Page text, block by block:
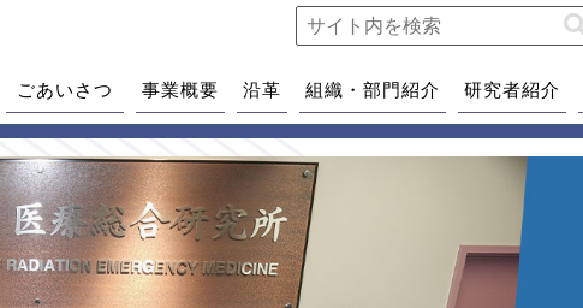
ごあいさつ 事業概要 沿革 組織・部門紹介 研究者紹介